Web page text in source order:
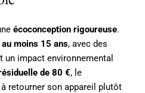
écoconception rigoureuse.
moins 15 ans, avec des
impact environnemental
de 80 €, le
retourner son appareil plutôt